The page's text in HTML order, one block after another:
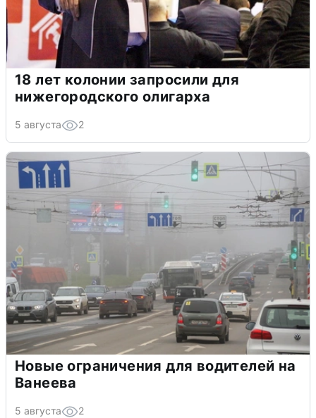
18 лет колонии запросили для
нижегородского олигарха
5 августа 2
Новые ограничения для водителей на
Ванеева
5 августа 2